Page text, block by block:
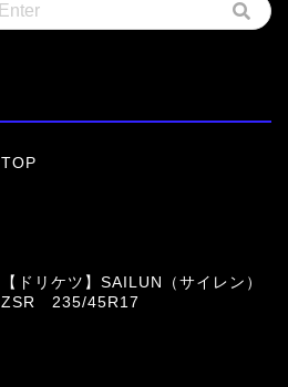
TOP
【ドリケツ】SAILUN（サイレン）
ZSR 235/45R17